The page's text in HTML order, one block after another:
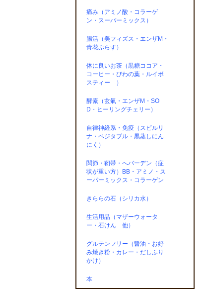
痛み（アミノ酸・コラーゲ
ン・スーパーミックス）
腸活（美フィズス・エンザM・
青花ぷらす）
体に良いお茶（黒糖ココア・
コーヒー・びわの葉・ルイボ
スティー ）
酵素（玄氣・エンザM・SO
D・ヒーリングチェリー）
自律神経系・免疫（スピルリ
ナ・ベジタブル・黒蒸しにん
にく）
関節・靭帯・へバーデン（症
状が重い方）BB・アミノ・ス
ーパーミックス・コラーゲン
きららの石（シリカ水）
生活用品（マザーウォータ
ー・石けん 他）
グルテンフリー（醤油・お好
み焼き粉・カレー・だしふり
かけ）
本